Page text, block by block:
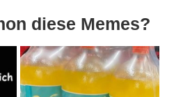
diese Memes?